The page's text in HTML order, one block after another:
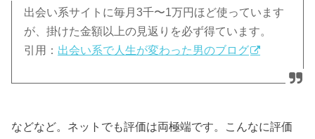
出会い系サイトに毎月3千〜1万円ほど使っています
が、掛けた金額以上の見返りを必ず得ています。
引用： 出会い系で人生が変わった男のブログ
などなど。ネットでも評価は両極端です。こんなに評価